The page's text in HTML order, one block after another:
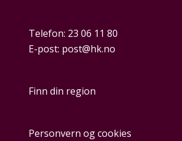
Telefon: 23 06 11 80
E-post: post@hk.no
Finn din region
Personvern og cookies